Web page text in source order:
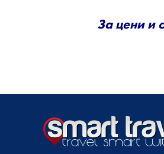
За цени и